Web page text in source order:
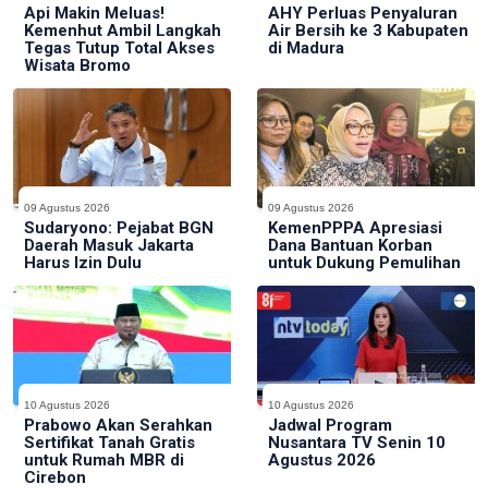
Api Makin Meluas!
Kemenhut Ambil Langkah
Tegas Tutup Total Akses
Wisata Bromo
AHY Perluas Penyaluran
Air Bersih ke 3 Kabupaten
di Madura
09 Agustus 2026
Sudaryono: Pejabat BGN
Daerah Masuk Jakarta
Harus Izin Dulu
09 Agustus 2026
KemenPPPA Apresiasi
Dana Bantuan Korban
untuk Dukung Pemulihan
10 Agustus 2026
Prabowo Akan Serahkan
Sertifikat Tanah Gratis
untuk Rumah MBR di
Cirebon
10 Agustus 2026
Jadwal Program
Nusantara TV Senin 10
Agustus 2026